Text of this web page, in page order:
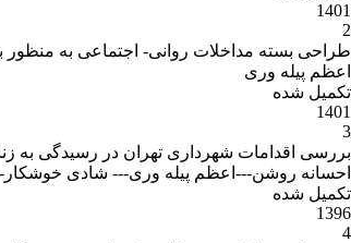
1401
2
طراحی بسته مداخلات روانی- اجتماعی به منظور
اعظم پیله وری
تکمیل شده
1401
3
بررسی اقدامات شهرداری تهران در رسیدگی به
احسانه روشن---اعظم پیله وری--- شادی
تکمیل شده
1396
4